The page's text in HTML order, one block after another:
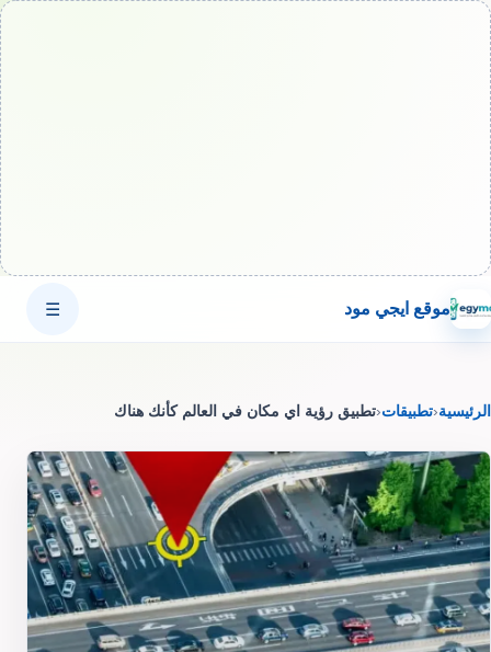
موقع ايجي مود ☰
الرئيسية‹تطبيقات‹تطبيق رؤية اي مكان في العالم كأنك هناك